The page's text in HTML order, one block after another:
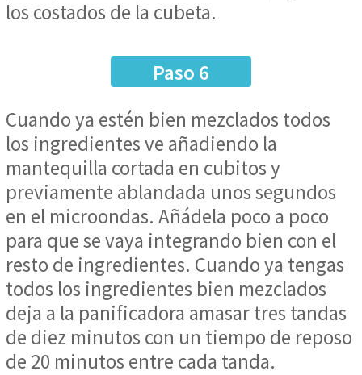
los costados de la cubeta.
Paso 6
Cuando ya estén bien mezclados todos
los ingredientes ve añadiendo la
mantequilla cortada en cubitos y
previamente ablandada unos segundos
en el microondas. Añádela poco a poco
para que se vaya integrando bien con el
resto de ingredientes. Cuando ya tengas
todos los ingredientes bien mezclados
deja a la panificadora amasar tres tandas
de diez minutos con un tiempo de reposo
de 20 minutos entre cada tanda.